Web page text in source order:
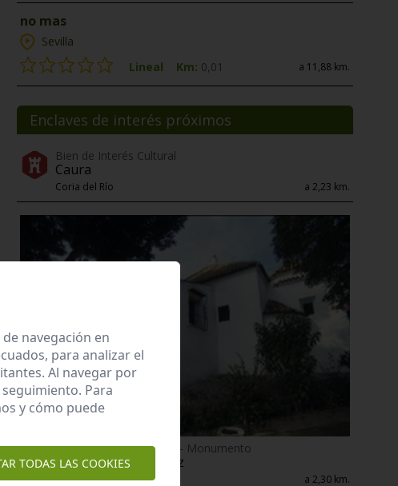
no mas
Sevilla
Lineal
Km: 0,01 a 11,88 km.
Enclaves de interés próximos
Bien de Interés Cultural
Caura
Coria del Río a 2,23 km.
Bien de Interés Cultural - Monumento
Ermita de la vera cruz
Coria del Río a 2,30 km.
navegación en
para analizar el
Al navegar por
Para
y cómo puede
TODAS LAS COOKIES